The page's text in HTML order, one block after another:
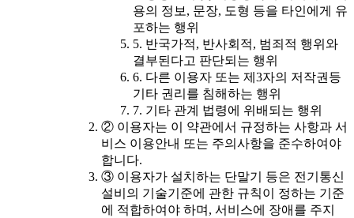
용의 정보, 문장, 도형 등을 타인에게 유
포하는 행위
5. 반국가적, 반사회적, 범죄적 행위와
결부된다고 판단되는 행위
6. 다른 이용자 또는 제3자의 저작권등
기타 권리를 침해하는 행위
7. 기타 관계 법령에 위배되는 행위
② 이용자는 이 약관에서 규정하는 사항과 서
비스 이용안내 또는 주의사항을 준수하여야
합니다.
③ 이용자가 설치하는 단말기 등은 전기통신
설비의 기술기준에 관한 규칙이 정하는 기준
에 적합하여야 하며, 서비스에 장애를 주지